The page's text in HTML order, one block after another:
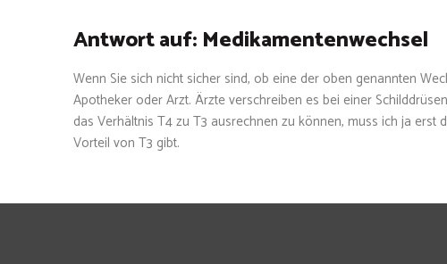
Antwort auf: Medikamentenwechsel
Wenn Sie sich nicht sicher sind, ob eine der oben genannten
Apotheker oder Arzt. Ärzte verschreiben es bei einer
das Verhältnis T4 zu T3 ausrechnen zu können, muss ich ja
Vorteil von T3 gibt.